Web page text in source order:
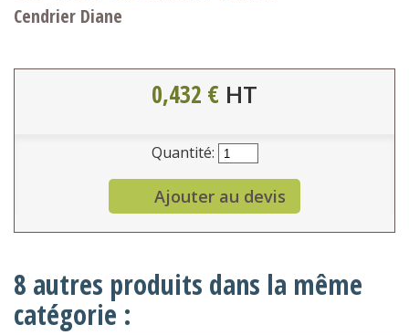
Cendrier Diane
0,432 € HT
Quantité:
Ajouter au devis
8 autres produits dans la même
catégorie :